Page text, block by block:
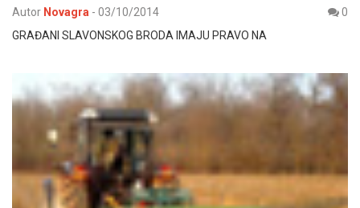
Autor Novagra - 03/10/2014
0
GRAĐANI SLAVONSKOG BRODA IMAJU PRAVO NA